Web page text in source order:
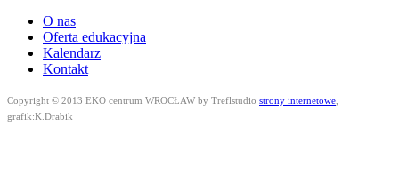
O nas
Oferta edukacyjna
Kalendarz
Kontakt
Copyright © 2013 EKO centrum WROCŁAW by Treflstudio strony internetowe
grafik:K.Drabik